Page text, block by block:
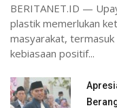
BERITANET.ID —
plastik memerlukan
masyarakat, termasuk
kebiasaan positif...